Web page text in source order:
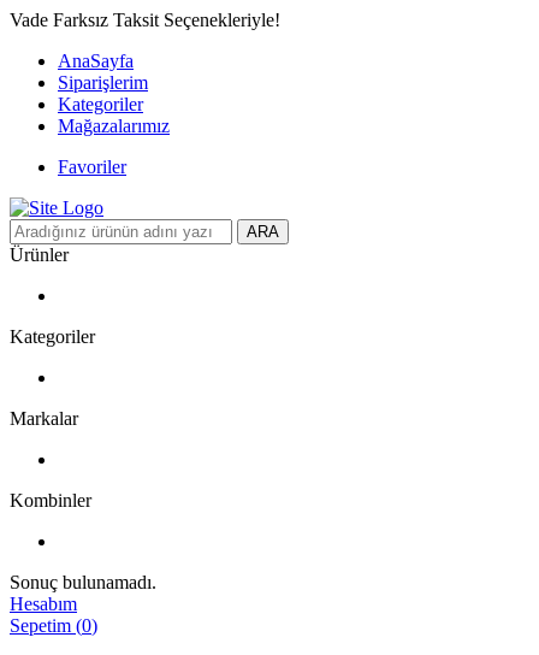
Vade Farksız Taksit Seçenekleriyle!
AnaSayfa
Siparişlerim
Kategoriler
Mağazalarımız
Favoriler
ARA
Ürünler
Kategoriler
Markalar
Kombinler
Sonuç bulunamadı.
Hesabım
Sepetim (0)